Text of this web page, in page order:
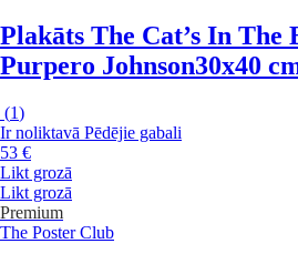
Plakāts The Cat’s In The
Purpero Johnson30x40
(1)
Ir noliktavā Pēdējie gabali
53 €
Likt grozā
Likt grozā
Premium
The Poster Club